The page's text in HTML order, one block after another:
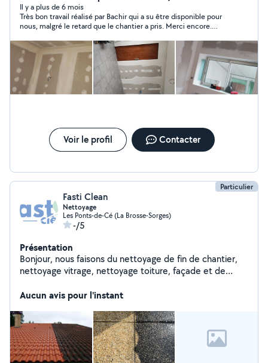
Il y a plus de 6 mois
Très bon travail réalisé par Bachir qui a su être disponible pour
nous, malgré le retard que le chantier a pris. Merci encore.
Voir le profil Contacter
Particulier
Fasti Clean
Nettoyage
Les Ponts-de-Cé (La Brosse-Sorges)
-/5
Présentation
Bonjour, nous faisons du nettoyage de fin de chantier,
nettoyage vitrage, nettoyage toiture, façade et de
Aucun avis pour l'instant